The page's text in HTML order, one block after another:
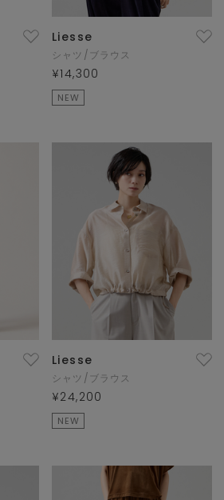
Liesse
シャツ/ブラウス
¥14,300
NEW
Liesse
シャツ/ブラウス
¥24,200
NEW